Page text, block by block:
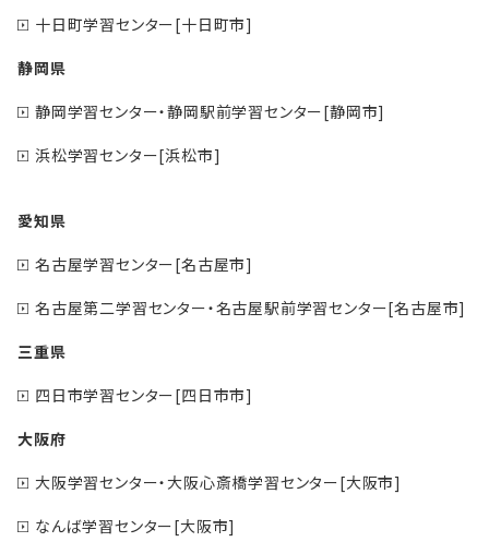
十日町学習センター[十日町市]
静岡県
静岡学習センター・静岡駅前学習センター[静岡市]
浜松学習センター[浜松市]
愛知県
名古屋学習センター[名古屋市]
名古屋第二学習センター・名古屋駅前学習センター[名古屋市]
三重県
四日市学習センター[四日市市]
大阪府
大阪学習センター・大阪心斎橋学習センター[大阪市]
なんば学習センター[大阪市]